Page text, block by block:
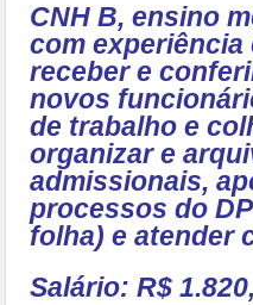
CNH B, ensino
com experiência
receber e
novos
de trabalho e
organizar e
admissionais,
processos do
folha) e atender
Salário: R$